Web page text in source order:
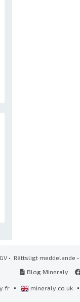
• Rättsligt meddelande •
Blog Mineraly
• mineraly.co.uk •